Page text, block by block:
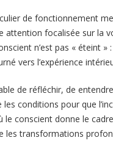
de fonctionnement
attention focalisée sur la
n’est pas « éteint
vers l’expérience
de réfléchir, de
conditions pour que
le conscient donne le
les transformations